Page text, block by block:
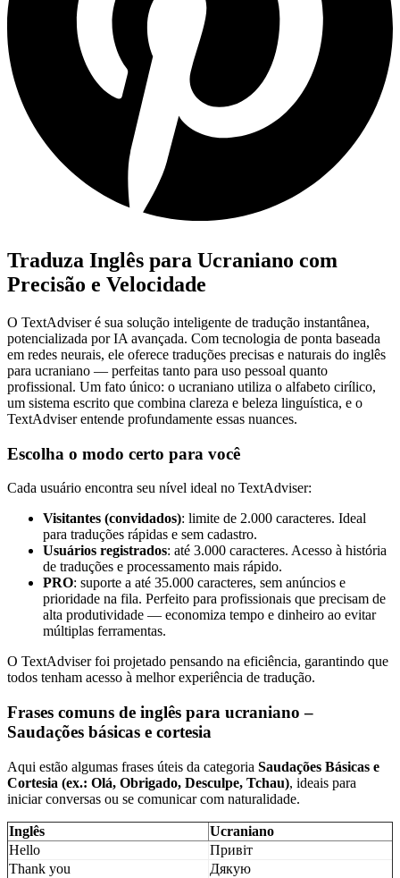
Traduza Inglês para Ucraniano com
Precisão e Velocidade
O TextAdviser é sua solução inteligente de tradução instantânea,
potencializada por IA avançada. Com tecnologia de ponta baseada
em redes neurais, ele oferece traduções precisas e naturais do inglês
para ucraniano — perfeitas tanto para uso pessoal quanto
profissional. Um fato único: o ucraniano utiliza o alfabeto cirílico,
um sistema escrito que combina clareza e beleza linguística, e o
TextAdviser entende profundamente essas nuances.
Escolha o modo certo para você
Cada usuário encontra seu nível ideal no TextAdviser:
Visitantes (convidados): limite de 2.000 caracteres. Ideal
para traduções rápidas e sem cadastro.
Usuários registrados: até 3.000 caracteres. Acesso à história
de traduções e processamento mais rápido.
PRO: suporte a até 35.000 caracteres, sem anúncios e
prioridade na fila. Perfeito para profissionais que precisam de
alta produtividade — economiza tempo e dinheiro ao evitar
múltiplas ferramentas.
O TextAdviser foi projetado pensando na eficiência, garantindo que
todos tenham acesso à melhor experiência de tradução.
Frases comuns de inglês para ucraniano –
Saudações básicas e cortesia
Aqui estão algumas frases úteis da categoria Saudações Básicas e
Cortesia (ex.: Olá, Obrigado, Desculpe, Tchau), ideais para
iniciar conversas ou se comunicar com naturalidade.
Inglês
Ucraniano
Hello
Привіт
Thank you
Дякую